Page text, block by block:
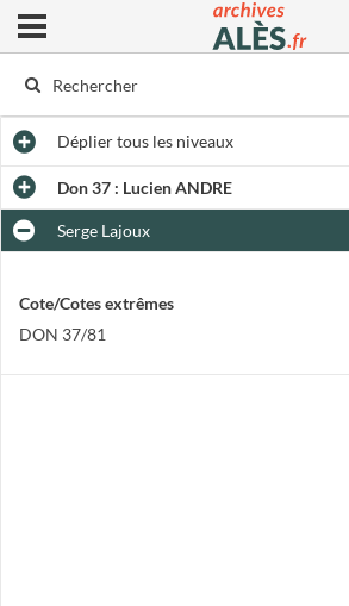
Archives municipales d'Alès
Ouvrir le menu déroulant
Dépliertous les niveaux
Don 37 : Lucien ANDRE
Serge Lajoux
Cote/Cotes extrêmes
DON 37/81